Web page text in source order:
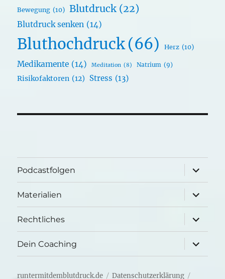
Bewegung (10) Blutdruck (22)
Blutdruck senken (14)
Bluthochdruck(66) Herz (10)
Medikamente (14) Meditation (8) Natrium (9)
Risikofaktoren (12) Stress (13)
Podcastfolgen
öffnen
Materialien
öffnen
Rechtliches
öffnen
Dein Coaching
öffnen
runtermitdemblutdruck.de Datenschutzerklärung